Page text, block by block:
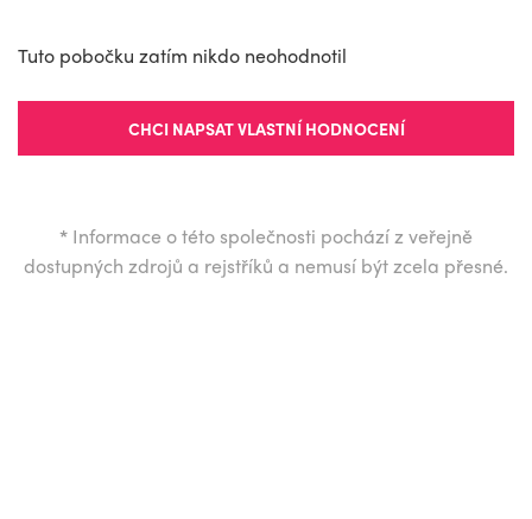
Tuto pobočku zatím nikdo neohodnotil
CHCI NAPSAT VLASTNÍ HODNOCENÍ
* Informace o této společnosti pochází z veřejně
dostupných zdrojů a rejstříků a nemusí být zcela přesné.